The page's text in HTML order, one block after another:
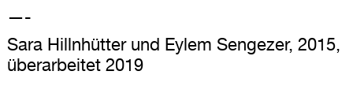
—-
Sara Hillnhütter und Eylem Sengezer, 2015,
überarbeitet 2019